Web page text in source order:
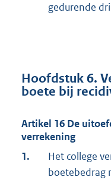
gedurende
Hoofdstuk 6.
boete bij
Artikel 16 De
verrekening
1.
Het college
boetebedrag